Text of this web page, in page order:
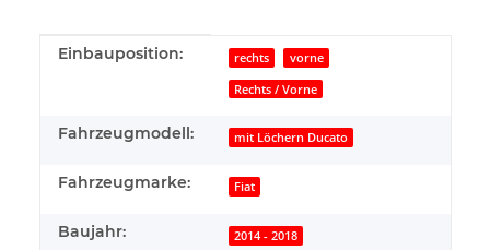
Produkteigenschaft
Wert
Einbauposition: rechts vorne
Rechts / Vorne
Fahrzeugmodell: mit Löchern Ducato
Fahrzeugmarke: Fiat
Baujahr: 2014 - 2018